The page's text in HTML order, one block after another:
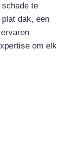
te
dak, een
om elk